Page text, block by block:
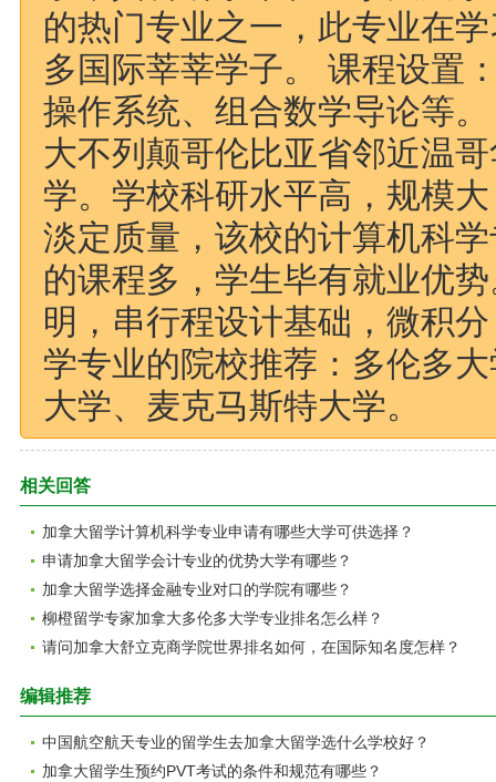
的热门专业之一，此专业在
多国际莘莘学子。 课程设置
操作系统、组合数学导论等
大不列颠哥伦比亚省邻近温
学。学校科研水平高，规模
淡定质量，该校的计算机科
的课程多，学生毕有就业优
明，串行程设计基础，微积
学专业的院校推荐：多伦多
大学、麦克马斯特大学。
相关回答
加拿大留学计算机科学专业申请有哪些大学可供选择？
申请加拿大留学会计专业的优势大学有哪些？
加拿大留学选择金融专业对口的学院有哪些？
柳橙留学专家加拿大多伦多大学专业排名怎么样？
请问加拿大舒立克商学院世界排名如何，在国际知名度怎样？
编辑推荐
中国航空航天专业的留学生去加拿大留学选什么学校好？
加拿大留学生预约PVT考试的条件和规范有哪些？